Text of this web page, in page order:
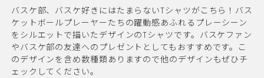
バスケ部、バスケ好きにはたまらないTシャツがこちら！バス
ケットボールプレーヤーたちの躍動感あふれるプレーシーン
をシルエットで描いたデザインのTシャツです。バスケファン
やバスケ部の友達へのプレゼントとしてもおすすめです。こ
のデザインを含め数種類ありますので他のデザインもぜひチ
ェックしてください。